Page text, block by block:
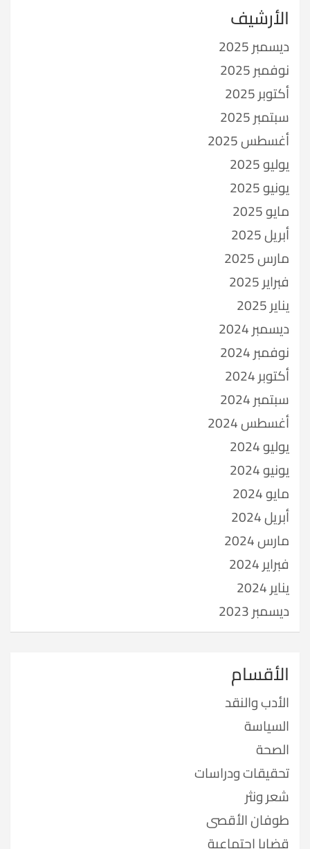
الأرشيف
ديسمبر 2025
نوفمبر 2025
أكتوبر 2025
سبتمبر 2025
أغسطس 2025
يوليو 2025
يونيو 2025
مايو 2025
أبريل 2025
مارس 2025
فبراير 2025
يناير 2025
ديسمبر 2024
نوفمبر 2024
أكتوبر 2024
سبتمبر 2024
أغسطس 2024
يوليو 2024
يونيو 2024
مايو 2024
أبريل 2024
مارس 2024
فبراير 2024
يناير 2024
ديسمبر 2023
الأقسام
الأدب والنقد
السياسة
الصحة
تحقيقات ودراسات
شعر ونثر
طوفان الأقصى
قضايا اجتماعية